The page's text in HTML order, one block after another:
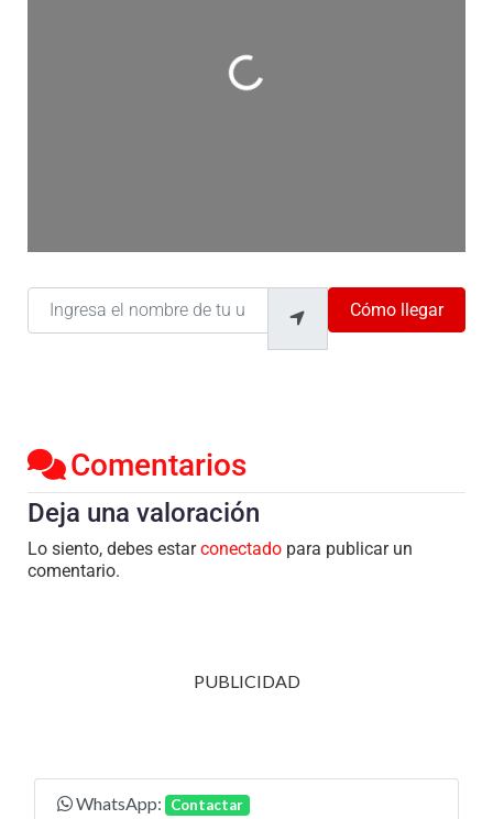
Cargando…
Ingresa el nombre de tu ubicación
Cómo llegar
Comentarios
Deja una valoración
Lo siento, debes estarconectado para publicar un
comentario.
PUBLICIDAD
WhatsApp: Contactar